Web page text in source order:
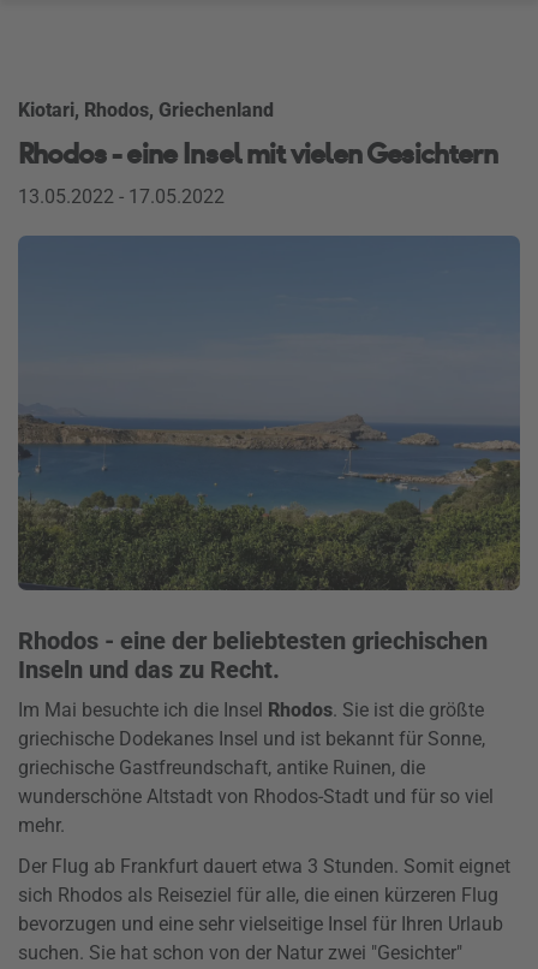
Kiotari, Rhodos, Griechenland
Rhodos - eine Insel mit vielen Gesichtern
13.05.2022 - 17.05.2022
Rhodos - eine der beliebtesten griechischen
Inseln und das zu Recht.
Im Mai besuchte ich die Insel Rhodos. Sie ist die größte
griechische Dodekanes Insel und ist bekannt für Sonne,
griechische Gastfreundschaft, antike Ruinen, die
wunderschöne Altstadt von Rhodos-Stadt und für so viel
mehr.
Der Flug ab Frankfurt dauert etwa 3 Stunden. Somit eignet
sich Rhodos als Reiseziel für alle, die einen kürzeren Flug
bevorzugen und eine sehr vielseitige Insel für Ihren Urlaub
suchen. Sie hat schon von der Natur zwei "Gesichter"